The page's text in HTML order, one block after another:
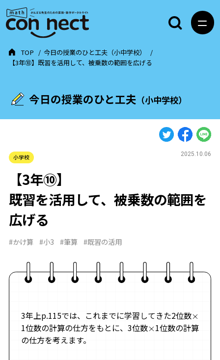
今日の授業のひと工夫 （小中学校）
TOP
今日の授業のひと工夫（小中学校）
【3年⑩】既習を活用して、被乗数の範囲を広げる
小学校 2025.10.06
【3年⑩】
既習を活用して、被乗数の範囲を
広げる
#かけ算 #小3 #筆算 #既習の活用
3年上p.115では、これまでに学習してきた2位数×
1位数の計算の仕方をもとに、3位数×1位数の計算
の仕方を考えます。